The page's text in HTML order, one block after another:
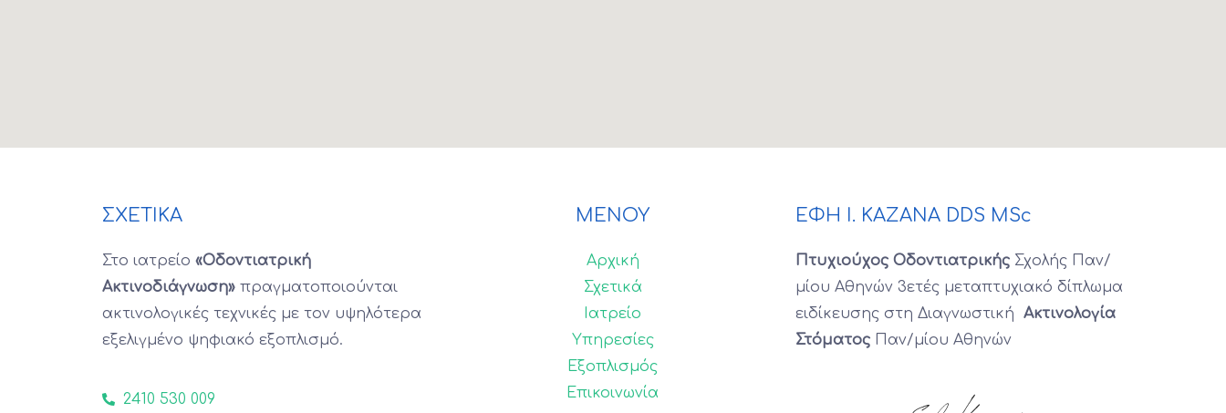
ΣΧΕΤΙΚΑ
Στο ιατρείο «Οδοντιατρική
Ακτινοδιάγνωση» πραγματοποιούνται
ακτινολογικές τεχνικές με τον υψηλότερα
εξελιγμένο ψηφιακό εξοπλισμό.
2410 530 009
ΜΕΝΟΥ
Αρχική
Σχετικά
Ιατρείο
Υπηρεσίες
Εξοπλισμός
Επικοινωνία
ΕΦΗ Ι. ΚΑΖΑΝΑ DDS MSc
Πτυχιούχος ΟδοντιατρικήςΣχολής Παν/
μίου Αθηνών 3ετές μεταπτυχιακό δίπλωμα
ειδίκευσης στη Διαγνωστική Ακτινολογία
ΣτόματοςΠαν/μίου Αθηνών